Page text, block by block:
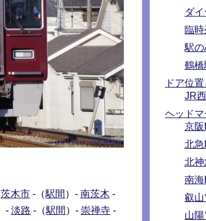
茨木市 -（駅間 ）- 南茨木 -
- 淡路 -（駅間 ）- 崇禅寺 -
ダイ
臨
駅の
鶴橋
ドア位置
JR
ヘッドマ
京阪
北急
北神
南海
叡山
山